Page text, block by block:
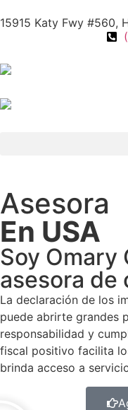
15915 Katy Fwy #560,
Asesora
En USA
Soy Omary
asesora de
La declaración de los
puede abrirte grandes
responsabilidad y
fiscal positivo facilita
brinda acceso a